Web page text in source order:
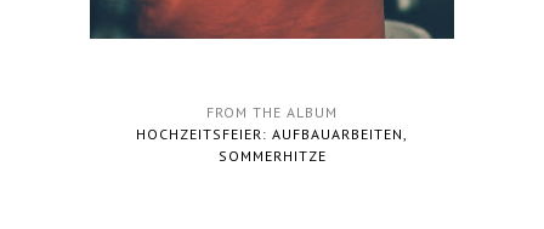
FROM THE ALBUM
HOCHZEITSFEIER: AUFBAUARBEITEN,
SOMMERHITZE